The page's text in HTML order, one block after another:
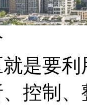
是要利
、控